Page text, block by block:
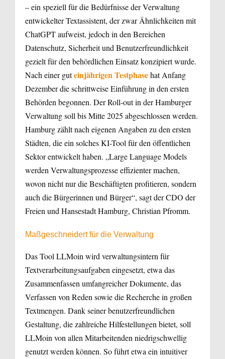
– ein speziell für die Bedürfnisse der Verwaltung
entwickelter Textassistent, der zwar Ähnlichkeiten mit
ChatGPT aufweist, jedoch in den Bereichen
Datenschutz, Sicherheit und Benutzerfreundlichkeit
gezielt für den behördlichen Einsatz konzipiert wurde.
Nach einer guteinjährigen Testphasehat Anfang
Dezember die schrittweise Einführung in den ersten
Behörden begonnen. Der Roll-out in der Hamburger
Verwaltung soll bis Mitte 2025 abgeschlossen werden.
Hamburg zählt nach eigenen Angaben zu den ersten
Städten, die ein solches KI-Tool für den öffentlichen
Sektor entwickelt haben. „Large Language Models
werden Verwaltungsprozesse effizienter machen,
wovon nicht nur die Beschäftigten profitieren, sondern
auch die Bürgerinnen und Bürger“, sagt der CDO der
Freien und Hansestadt Hamburg, Christian Pfromm.
Maßgeschneidert für die Verwaltung
Das Tool LLMoin wird verwaltungsintern für
Textverarbeitungsaufgaben eingesetzt, etwa das
Zusammenfassen umfangreicher Dokumente, das
Verfassen von Reden sowie die Recherche in großen
Textmengen. Dank seiner benutzerfreundlichen
Gestaltung, die zahlreiche Hilfestellungen bietet, soll
LLMoin von allen Mitarbeitenden niedrigschwellig
genutzt werden können. So führt etwa ein intuitiver